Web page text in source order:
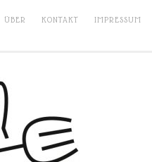
ÜBER KONTAKT IMPRESSUM